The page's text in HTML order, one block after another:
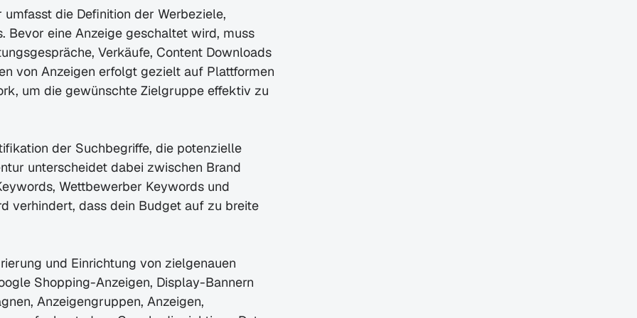
die Definition der Werbeziele,
Bevor eine Anzeige geschaltet wird, muss
Verkäufe, Content Downloads
von Anzeigen erfolgt gezielt auf Plattformen
um die gewünschte Zielgruppe effektiv zu
der Suchbegriffe, die potenzielle
unterscheidet dabei zwischen Brand
Wettbewerber Keywords und
verhindert, dass dein Budget auf zu breite
und Einrichtung von zielgenauen
Shopping-Anzeigen, Display-Bannern
Anzeigengruppen, Anzeigen,